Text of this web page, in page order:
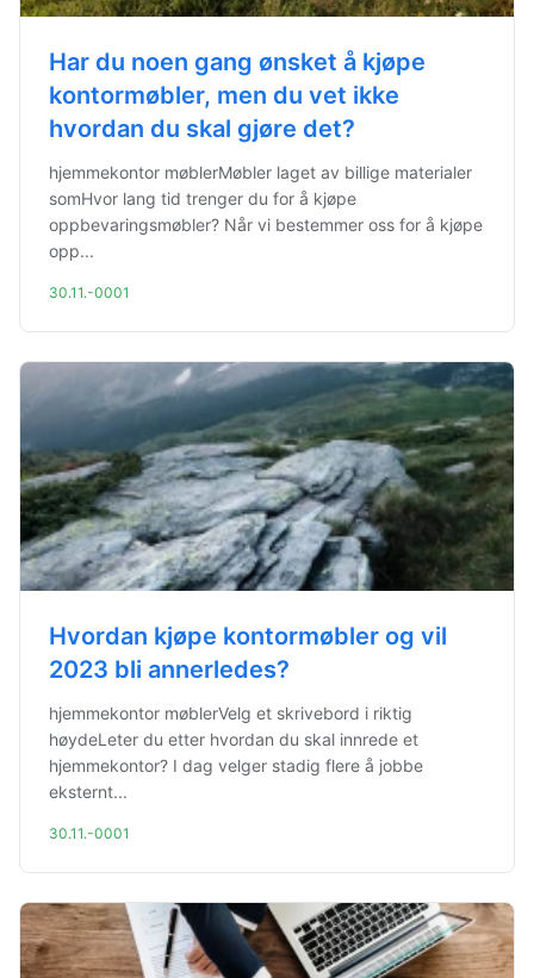
Har du noen gang ønsket å kjøpe
kontormøbler, men du vet ikke
hvordan du skal gjøre det?
hjemmekontor møblerMøbler laget av billige materialer
somHvor lang tid trenger du for å kjøpe
oppbevaringsmøbler? Når vi bestemmer oss for å kjøpe
opp...
30.11.-0001
Hvordan kjøpe kontormøbler og vil
2023 bli annerledes?
hjemmekontor møblerVelg et skrivebord i riktig
høydeLeter du etter hvordan du skal innrede et
hjemmekontor? I dag velger stadig flere å jobbe
eksternt...
30.11.-0001